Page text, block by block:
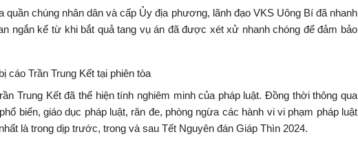
chúng nhân dân và cấp Ủy địa phương, lãnh đạo VKS Uông Bí đã nhanh
ngắn kể từ khi bắt quả tang vụ án đã được xét xử nhanh chóng để đảm bảo
cáo Trần Trung Kết tại phiên tòa
Trung Kết đã thể hiện tính nghiêm minh của pháp luật. Đồng thời thông qua
biến, giáo dục pháp luật, răn đe, phòng ngừa các hành vi vi phạm pháp luật
là trong dịp trước, trong và sau Tết Nguyên đán Giáp Thìn 2024.